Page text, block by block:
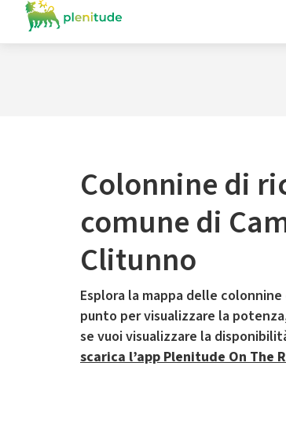
Colonnine di
comune di
Clitunno
Esplora la mappa delle
punto per visualizzare la
se vuoi visualizzare la
scarica l’app Plenitude On The